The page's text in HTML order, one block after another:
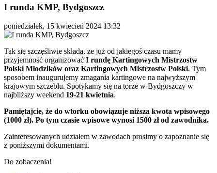
I runda KMP, Bydgoszcz
poniedziałek, 15 kwiecień 2024 13:32
Tak się szczęśliwie składa, że już od jakiegoś czasu mamy
przyjemność organizować I rundę Kartingowych Mistrzostw
Polski Młodzików oraz Kartingowych Mistrzostw Polski. Tym
sposobem inaugurujemy zmagania kartingowe na najwyższym
krajowym szczeblu. Spotykamy się na torze w Bydgoszczy w
najbliższy weekend 19-21 kwietnia.
Pamiętajcie, że do wtorku obowiązuje niższa kwota wpisowego
(1000 zł). Po tym czasie wpisowe wynosi 1500 zł od zawodnika.
Zainteresowanych udziałem w zawodach prosimy o zapoznanie się
z poniższymi dokumentami.
Do zobaczenia!